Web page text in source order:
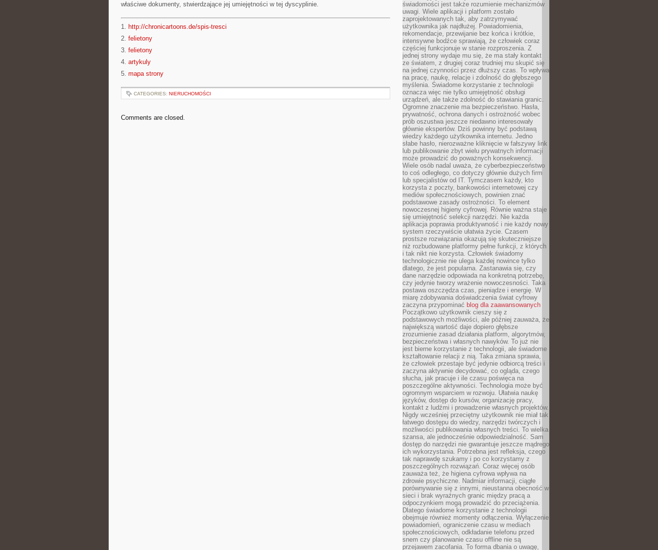
właściwe dokumenty, stwierdzające jej umiejętności w tej dyscyplinie.
1. http://chronicartoons.de/spis-tresci
2. felietony
3. felietony
4. artykuly
5. mapa strony
CATEGORIES: NIERUCHOMOŚCI
Comments are closed.
świadomości jest także rozumienie mechanizmów
uwagi. Wiele aplikacji i platform zostało
zaprojektowanych tak, aby zatrzymywać
użytkownika jak najdłużej. Powiadomienia,
rekomendacje, przewijanie bez końca i krótkie,
intensywne bodźce sprawiają, że człowiek coraz
częściej funkcjonuje w stanie rozproszenia. Z
jednej strony wydaje mu się, że ma stały kontakt
ze światem, z drugiej coraz trudniej mu skupić się
na jednej czynności przez dłuższy czas. To wpływa
na pracę, naukę, relacje i zdolność do głębszego
myślenia. Świadome korzystanie z technologii
oznacza więc nie tylko umiejętność obsługi
urządzeń, ale także zdolność do stawiania granic.
Ogromne znaczenie ma bezpieczeństwo. Hasła,
prywatność, ochrona danych i ostrożność wobec
prób oszustwa jeszcze niedawno interesowały
głównie ekspertów. Dziś powinny być podstawą
wiedzy każdego użytkownika internetu. Jedno
słabe hasło, nierozważne kliknięcie w fałszywy link
lub publikowanie zbyt wielu prywatnych informacji
może prowadzić do poważnych konsekwencji.
Wiele osób nadal uważa, że cyberbezpieczeństwo
to coś odległego, co dotyczy głównie dużych firm
lub specjalistów od IT. Tymczasem każdy, kto
korzysta z poczty, bankowości internetowej czy
mediów społecznościowych, powinien znać
podstawowe zasady ostrożności. To element
nowoczesnej higieny cyfrowej. Równie ważna staje
się umiejętność selekcji narzędzi. Nie każda
aplikacja poprawia produktywność i nie każdy nowy
system rzeczywiście ułatwia życie. Czasem
prostsze rozwiązania okazują się skuteczniejsze
niż rozbudowane platformy pełne funkcji, z których
i tak nikt nie korzysta. Człowiek świadomy
technologicznie nie ulega każdej nowince tylko
dlatego, że jest popularna. Zastanawia się, czy
dane narzędzie odpowiada na konkretną potrzebę,
czy jedynie tworzy wrażenie nowoczesności. Taka
postawa oszczędza czas, pieniądze i energię. W
miarę zdobywania doświadczenia świat cyfrowy
zaczyna przypominać blog dla zaawansowanych
Początkowo użytkownik cieszy się z
podstawowych możliwości, ale później zauważa, że
największą wartość daje dopiero głębsze
zrozumienie zasad działania platform, algorytmów,
bezpieczeństwa i własnych nawyków. To już nie
jest bierne korzystanie z technologii, ale świadome
kształtowanie relacji z nią. Taka zmiana sprawia,
że człowiek przestaje być jedynie odbiorcą treści i
zaczyna aktywnie decydować, co ogląda, czego
słucha, jak pracuje i ile czasu poświęca na
poszczególne aktywności. Technologia może być
ogromnym wsparciem w rozwoju. Ułatwia naukę
języków, dostęp do kursów, organizację pracy,
kontakt z ludźmi i prowadzenie własnych projektów.
Nigdy wcześniej przeciętny użytkownik nie miał tak
łatwego dostępu do wiedzy, narzędzi twórczych i
możliwości publikowania własnych treści. To wielka
szansa, ale jednocześnie odpowiedzialność. Sam
dostęp do narzędzi nie gwarantuje jeszcze mądrego
ich wykorzystania. Potrzebna jest refleksja, czego
tak naprawdę szukamy i po co korzystamy z
poszczególnych rozwiązań. Coraz więcej osób
zauważa też, że higiena cyfrowa wpływa na
zdrowie psychiczne. Nadmiar informacji, ciągłe
porównywanie się z innymi, nieustanna obecność w
sieci i brak wyraźnych granic między pracą a
odpoczynkiem mogą prowadzić do przeciążenia.
Dlatego świadome korzystanie z technologii
obejmuje również momenty odłączenia. Wyłączenie
powiadomień, ograniczenie czasu w mediach
społecznościowych, odkładanie telefonu przed
snem czy planowanie czasu offline nie są
przejawem zacofania. To forma dbania o uwagę,